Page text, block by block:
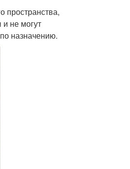
пространства,
не могут
назначению.